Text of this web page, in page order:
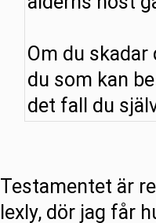
Om du
du som kan
det fall du
Testamentet är
lexly, dör jag får